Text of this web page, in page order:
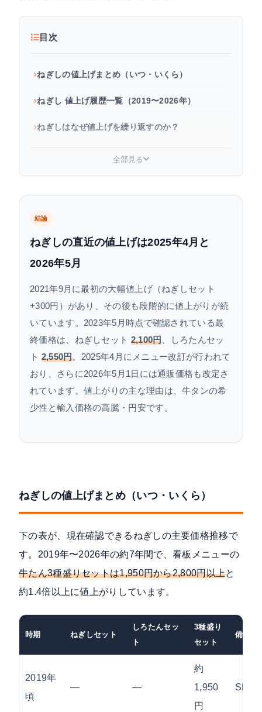
目次
ねぎしの値上げまとめ（いつ・いくら）
ねぎし 値上げ履歴一覧（2019〜2026年）
ねぎしはなぜ値上げを繰り返すのか？
全部見る
結論
ねぎしの直近の値上げは2025年4月と
2026年5月
2021年9月に最初の大幅値上げ（ねぎしセット
+300円）があり、その後も段階的に値上がりが続
いています。2023年5月時点で確認されている最
終価格は、ねぎしセット 2,100円 、しろたんセッ
ト 2,550円。2025年4月にメニュー改訂が行われて
おり、さらに2026年5月1日には通販価格も改定さ
れています。値上がりの主な理由は、牛タンの希
少性と輸入価格の高騰・円安です。
ねぎしの値上げまとめ（いつ・いくら）
下の表が、現在確認できるねぎしの主要価格推移で
す。2019年〜2026年の約7年間で、看板メニューの
牛たん3種盛りセットは1,950円から2,800円以上と
約1.4倍以上に値上がりしています。
時期 ねぎしセット
しろたんセッ
ト
3種盛り
セット
備考
2019年
頃
— —
約
1,950
円
SNS